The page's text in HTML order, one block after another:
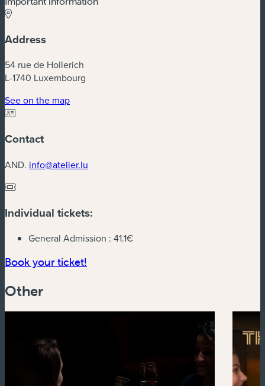
Address
54 rue de Hollerich
L-1740 Luxembourg
See on the map(new window)
Contact
AND. info@atelier.lu
Individual tickets:
General Admission : 41.1€
Book your ticket!
Other